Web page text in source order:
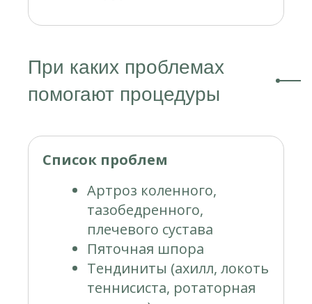
При каких проблемах
помогают процедуры
Список проблем
Артроз коленного,
тазобедренного,
плечевого сустава
Пяточная шпора
Тендиниты (ахилл, локоть
теннисиста, ротаторная